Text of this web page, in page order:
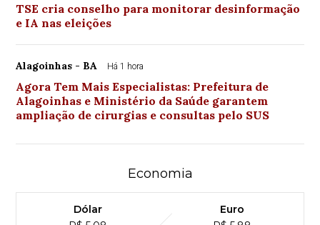
TSE cria conselho para monitorar desinformação
e IA nas eleições
Alagoinhas - BA Há 1 hora
Agora Tem Mais Especialistas: Prefeitura de
Alagoinhas e Ministério da Saúde garantem
ampliação de cirurgias e consultas pelo SUS
Economia
Dólar
Euro